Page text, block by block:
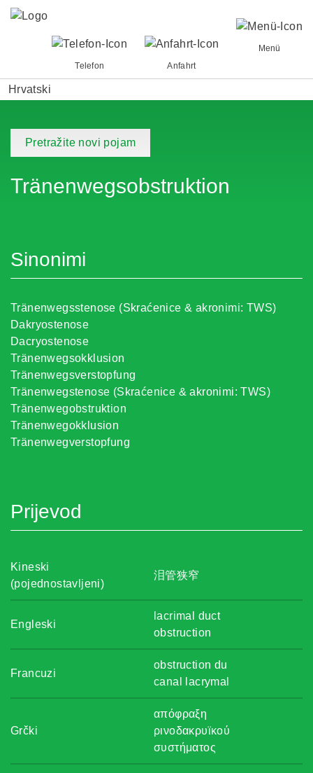
Menü
Telefon
Anfahrt
Hrvatski
Pretražite novi pojam
Tränenwegsobstruktion
Sinonimi
Tränenwegsstenose (Skraćenice & akronimi: TWS)
Dakryostenose
Dacryostenose
Tränenwegsokklusion
Tränenwegsverstopfung
Tränenwegstenose (Skraćenice & akronimi: TWS)
Tränenwegobstruktion
Tränenwegokklusion
Tränenwegverstopfung
Prijevod
Kineski
(pojednostavljeni)
泪管狭窄
Engleski
lacrimal duct
obstruction
Francuzi
obstruction du
canal lacrymal
Grčki
απόφραξη
ρινοδακρυϊκού
συστήματος